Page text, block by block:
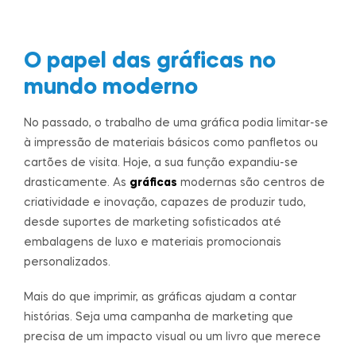
O papel das gráficas no
mundo moderno
No passado, o trabalho de uma gráfica podia limitar-se
à impressão de materiais básicos como panfletos ou
cartões de visita. Hoje, a sua função expandiu-se
drasticamente. As gráficas modernas são centros de
criatividade e inovação, capazes de produzir tudo,
desde suportes de marketing sofisticados até
embalagens de luxo e materiais promocionais
personalizados.
Mais do que imprimir, as gráficas ajudam a contar
histórias. Seja uma campanha de marketing que
precisa de um impacto visual ou um livro que merece